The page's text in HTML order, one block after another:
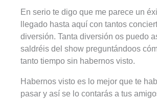
En serio te digo que me parece un
llegado hasta aquí con tantos
diversión. Tanta diversión os puedo
saldréis del show preguntándoos
tanto tiempo sin habernos visto.
Habernos visto es lo mejor que te
pasar y así se lo contarás a tus